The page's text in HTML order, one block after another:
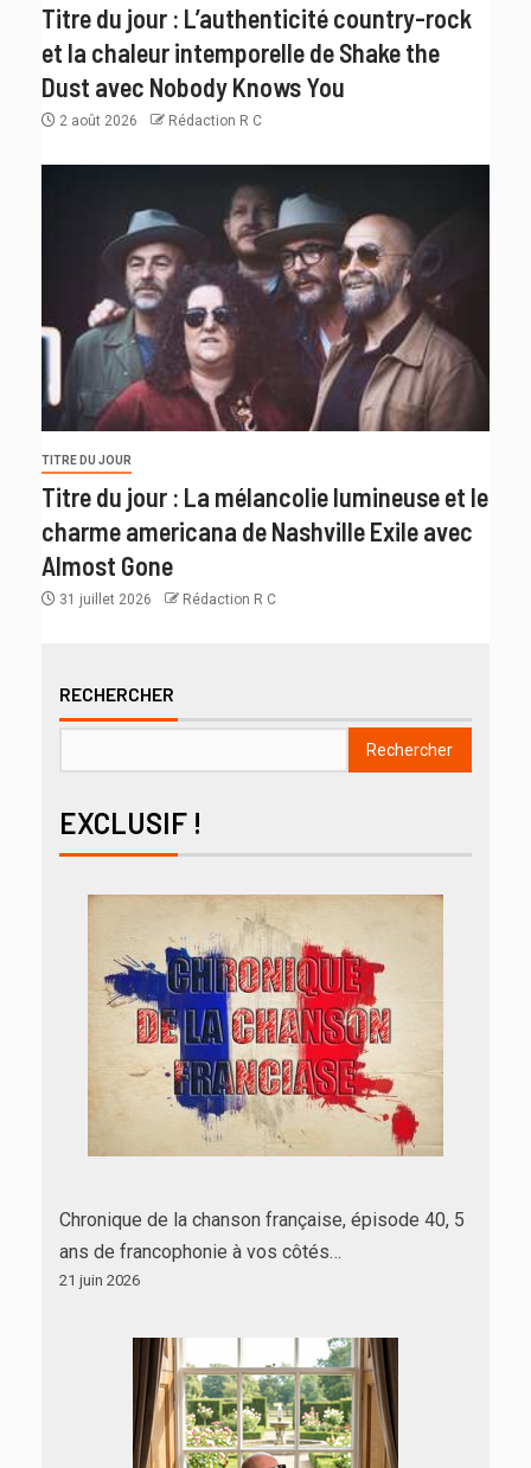
Titre du jour : L’authenticité country-rock
et la chaleur intemporelle de Shake the
Dust avec Nobody Knows You
2 août 2026 Rédaction R C
TITRE DU JOUR
Titre du jour : La mélancolie lumineuse et le
charme americana de Nashville Exile avec
Almost Gone
31 juillet 2026 Rédaction R C
RECHERCHER
Rechercher
EXCLUSIF !
Chronique de la chanson française, épisode 40, 5
ans de francophonie à vos côtés…
21 juin 2026